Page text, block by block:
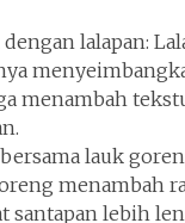
lalapan:
menambah
lauk
menambah
santapan lebih